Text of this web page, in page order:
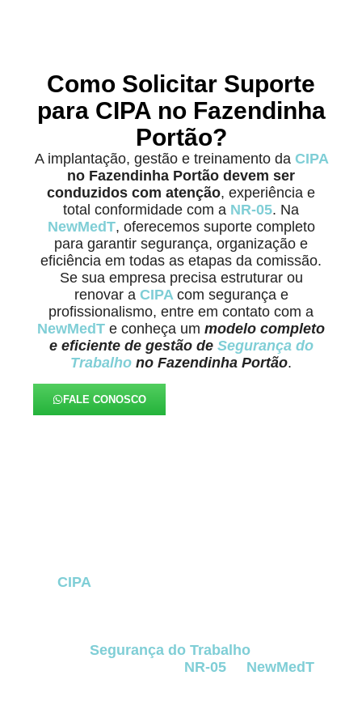
Como Solicitar Suporte
para CIPA no Fazendinha
Portão?
A implantação, gestão e treinamento da CIPA
no Fazendinha Portão devem ser
conduzidos com atenção, experiência e
total conformidade com a NR-05. Na
NewMedT, oferecemos suporte completo
para garantir segurança, organização e
eficiência em todas as etapas da comissão.
Se sua empresa precisa estruturar ou
renovar a CIPA com segurança e
profissionalismo, entre em contato com a
NewMedT e conheça um modelo completo
e eficiente de gestão de Segurança do
Trabalho no Fazendinha Portão.
FALE CONOSCO
CIPAno Fazendinha Portão
Segurança do Trabalho
NR-05. A NewMedT